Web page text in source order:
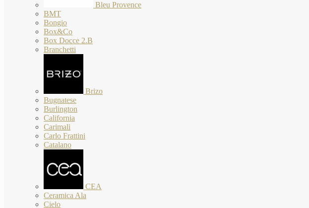
Bleu Provence
BMT
Bongio
Box&Co
Box Docce 2.B
Branchetti
Brizo
Bugnatese
Burlington
California
Carimali
Carlo Frattini
Catalano
CEA
Ceramica Ala
Cielo